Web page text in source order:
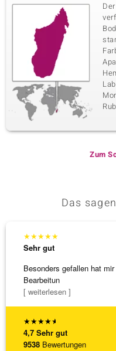
Zum
Das
★★★★★
4,7 Sehr gut
9538 Bewertungen
★★★★★
Sehr gut
Besonders gefallen hat
Bearbeitun
[ weiterlesen ]